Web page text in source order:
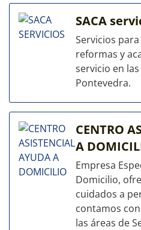
SACA
Servicios
reformas y
servicio en
Pontevedra.
CENTRO
A
Empresa
Domicilio,
cuidados a
contamos
las áreas de